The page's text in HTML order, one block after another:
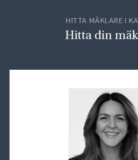
HITTA MÄKLARE I
Hitta din